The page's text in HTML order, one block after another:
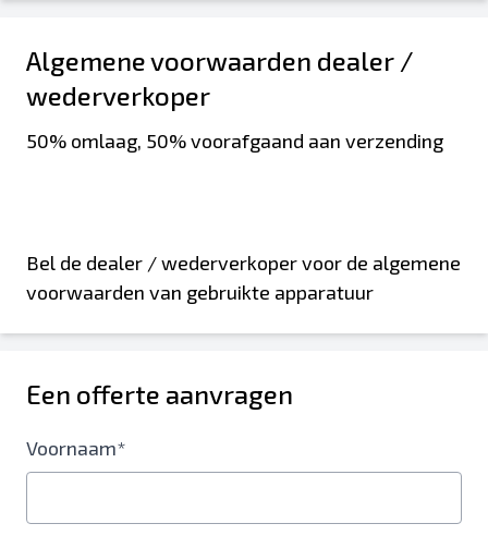
Algemene voorwaarden dealer /
wederverkoper
50% omlaag, 50% voorafgaand aan verzending
Bel de dealer / wederverkoper voor de algemene
voorwaarden van gebruikte apparatuur
Een offerte aanvragen
Voornaam*